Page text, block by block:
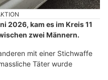
2026, kam es im Kreis 11
zwei Männern.
mit einer Stichwaffe
Täter wurde